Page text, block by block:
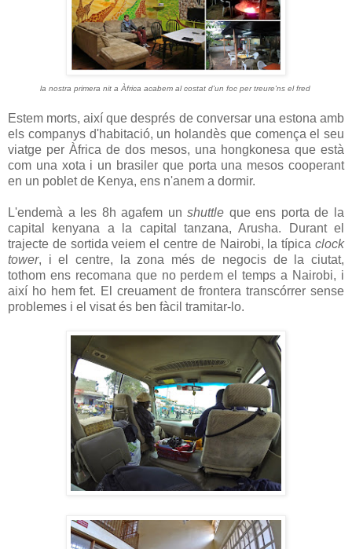
la nostra primera nit a Àfrica acabem al costat d'un foc per treure'ns el fred
Estem morts, així que després de conversar una estona amb
els companys d'habitació, un holandès que comença el seu
viatge per Àfrica de dos mesos, una hongkonesa que està
com una xota i un brasiler que porta una mesos cooperant
en un poblet de Kenya, ens n'anem a dormir.
L'endemà a les 8h agafem unshuttle que ens porta de la
capital kenyana a la capital tanzana, Arusha. Durant el
trajecte de sortida veiem el centre de Nairobi, la típica clock
tower, i el centre, la zona més de negocis de la ciutat,
tothom ens recomana que no perdem el temps a Nairobi, i
així ho hem fet. El creuament de frontera transcórrer sense
problemes i el visat és ben fàcil tramitar-lo.